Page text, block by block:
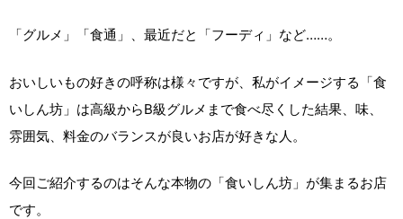
「グルメ」「食通」、最近だと「フーディ」など……。
おいしいもの好きの呼称は様々ですが、私がイメージする「食
いしん坊」は高級からB級グルメまで食べ尽くした結果、味、
雰囲気、料金のバランスが良いお店が好きな人。
今回ご紹介するのはそんな本物の「食いしん坊」が集まるお店
です。